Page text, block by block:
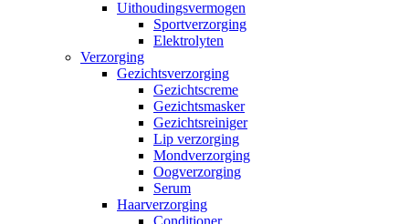
Uithoudingsvermogen
Sportverzorging
Elektrolyten
Verzorging
Gezichtsverzorging
Gezichtscreme
Gezichtsmasker
Gezichtsreiniger
Lip verzorging
Mondverzorging
Oogverzorging
Serum
Haarverzorging
Conditioner